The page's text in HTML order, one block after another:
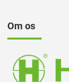
Om os